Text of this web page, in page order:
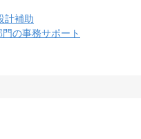
計補助
の事務サポート